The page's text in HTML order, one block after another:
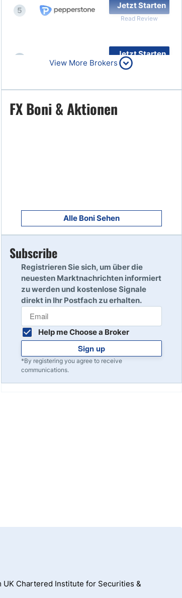
5
Jetzt Starten
Read Review
Jetzt Starten
Read Review
7
10
View More Brokers
FX Boni & Aktionen
Alle Boni Sehen
Subscribe
Registrieren Sie sich, um über die
neuesten Marktnachrichten informiert
zu werden und kostenlose Signale
direkt in Ihr Postfach zu erhalten.
Help me Choose a Broker
Sign up
*By registering you agree to receive
communications.
Chartered Institute for Securities &